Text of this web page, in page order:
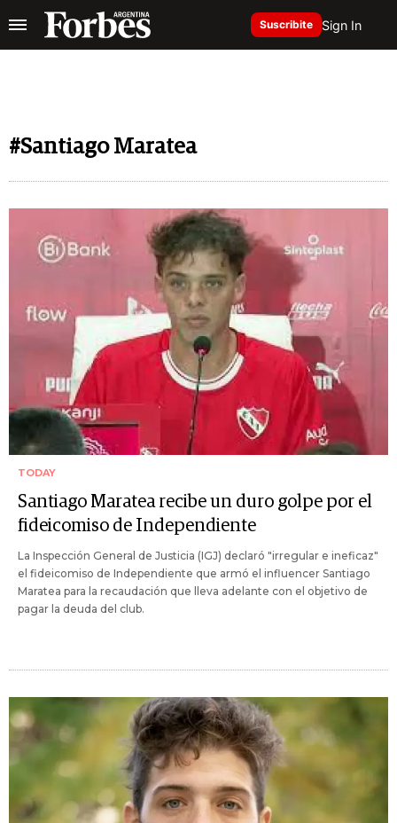
Suscribite Sign In
#Santiago Maratea
TODAY
Santiago Maratea recibe un duro golpe por el
fideicomiso de Independiente
La Inspección General de Justicia (IGJ) declaró "irregular e ineficaz"
el fideicomiso de Independiente que armó el influencer Santiago
Maratea para la recaudación que lleva adelante con el objetivo de
pagar la deuda del club.